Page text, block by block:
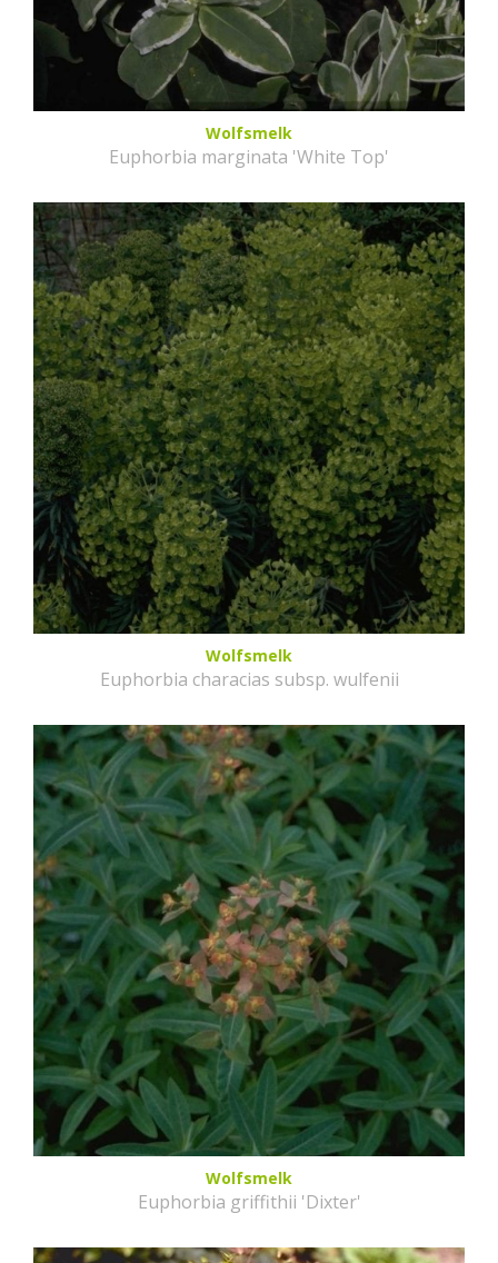
Wolfsmelk
Euphorbia marginata 'White Top'
Wolfsmelk
Euphorbia characias subsp. wulfenii
Wolfsmelk
Euphorbia griffithii 'Dixter'